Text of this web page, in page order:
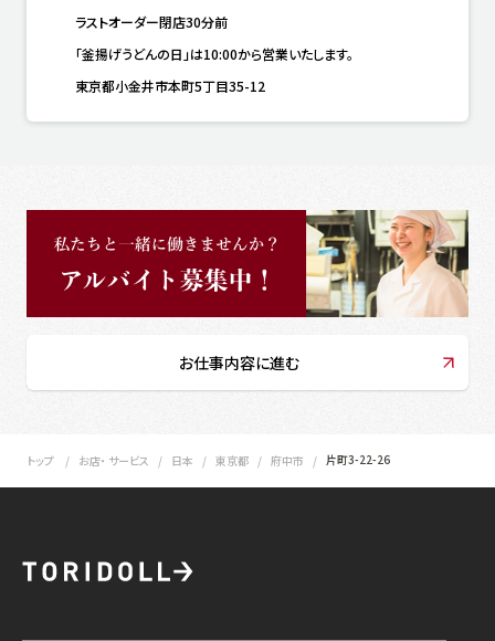
ラストオーダー閉店30分前
「釜揚げうどんの日」は10:00から営業いたします。
東京都小金井市本町5丁目35-12
お仕事内容に進む
トップ お店・ サービス 日本 東京都 府中市 片町3-22-26